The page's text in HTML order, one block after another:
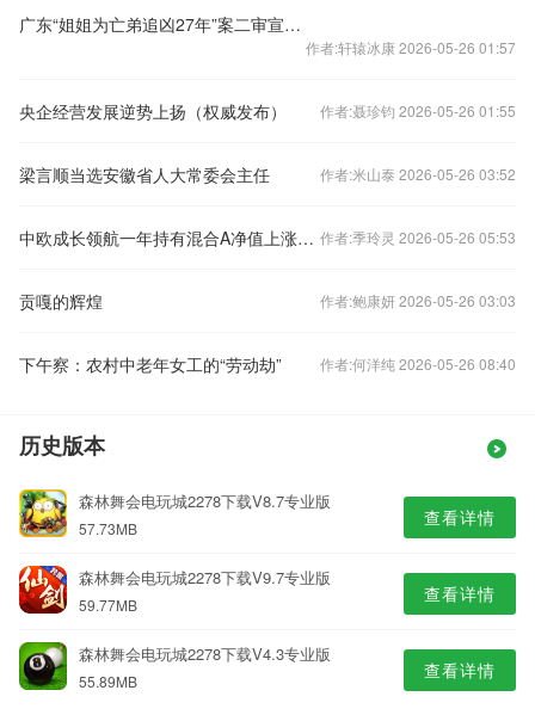
广东“姐姐为亡弟追凶27年”案二审宣判：维持死缓判决
作者:轩辕冰康 2026-05-26 01:57
央企经营发展逆势上扬（权威发布） 作者:聂珍钧 2026-05-26 01:55
梁言顺当选安徽省人大常委会主任 作者:米山泰 2026-05-26 03:52
中欧成长领航一年持有混合A净值上涨1.54% 作者:季玲灵 2026-05-26 05:53
贡嘎的辉煌 作者:鲍康妍 2026-05-26 03:03
下午察：农村中老年女工的“劳动劫” 作者:何洋纯 2026-05-26 08:40
历史版本
森林舞会电玩城2278下载V8.7专业版
57.73MB 查看详情
森林舞会电玩城2278下载V9.7专业版
59.77MB 查看详情
森林舞会电玩城2278下载V4.3专业版
55.89MB 查看详情